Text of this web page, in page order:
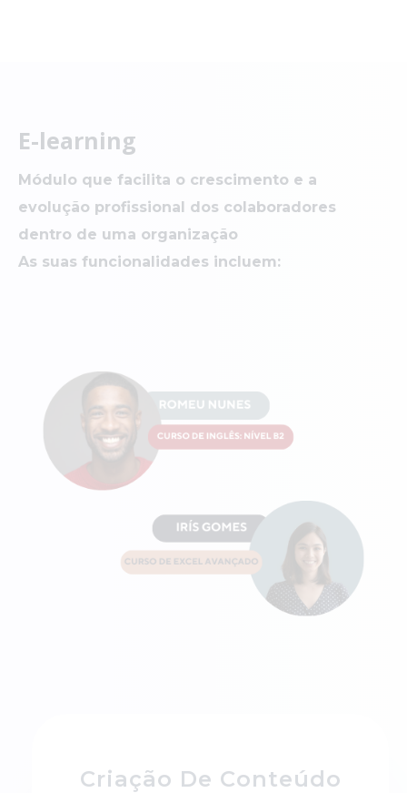
E-learning
Módulo que facilita o crescimento e a
evolução profissional dos colaboradores
dentro de uma organização
As suas funcionalidades incluem:
Criação De Conteúdo